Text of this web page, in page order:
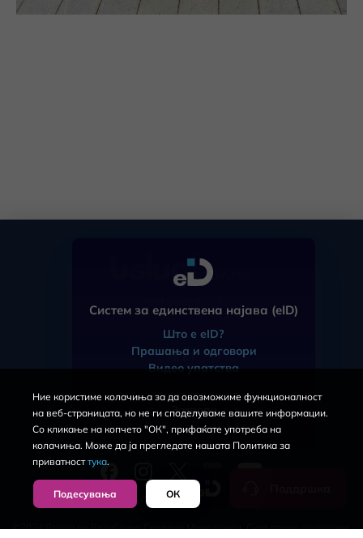
ЧПП
eID
За порталот
Услови за користење
Политика за приватност
©2024 Влада на Република Северна Македонија. Сите права задржани.
Систем за единствена најава (eID)
Што е eID?
Прашања и одговори
Видео упатства
Затвори
Ние користиме колачиња за да овозможиме функционалност
на веб-страницата, но не ги споделуваме вашите информации.
Со кликање на копчето "ОК", прифаќате употреба на
колачиња. Може да ја прегледате нашата Политика за
приватносттука.
Подесувања ОК